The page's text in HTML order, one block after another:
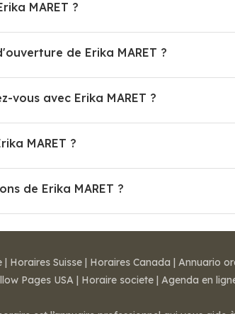
MARET ?
de Erika MARET ?
vous avec Erika MARET ?
MARET ?
de Erika MARET ?
| Horaires Suisse | Horaires Canada | Annuario
Pages USA | Horaire societe | Agenda en